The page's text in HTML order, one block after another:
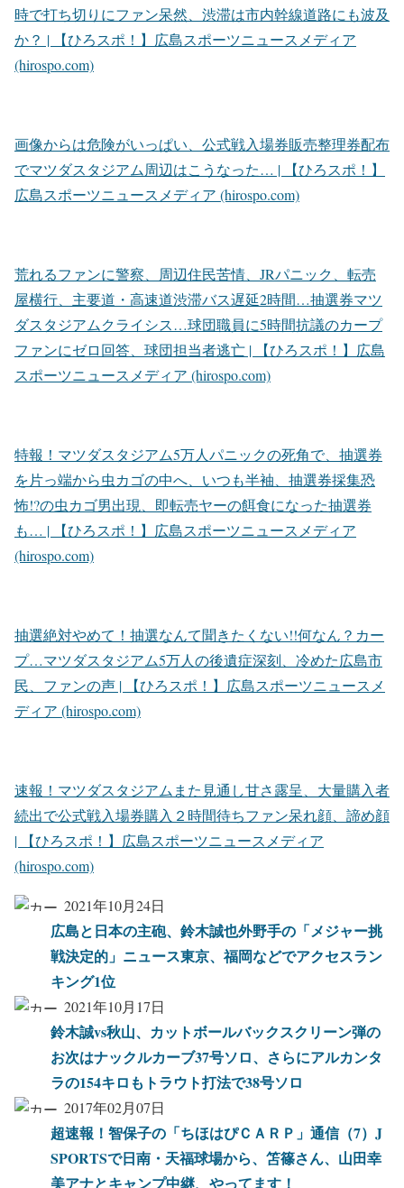
時で打ち切りにファン呆然、渋滞は市内幹線道路にも波及
か？ | 【ひろスポ！】広島スポーツニュースメディア
(hirospo.com)
画像からは危険がいっぱい、公式戦入場券販売整理券配布
でマツダスタジアム周辺はこうなった… | 【ひろスポ！】
広島スポーツニュースメディア (hirospo.com)
荒れるファンに警察、周辺住民苦情、JRパニック、転売
屋横行、主要道・高速道渋滞バス遅延2時間…抽選券マツ
ダスタジアムクライシス…球団職員に5時間抗議のカープ
ファンにゼロ回答、球団担当者逃亡 | 【ひろスポ！】広島
スポーツニュースメディア (hirospo.com)
特報！マツダスタジアム5万人パニックの死角で、抽選券
を片っ端から虫カゴの中へ、いつも半袖、抽選券採集恐
怖!?の虫カゴ男出現、即転売ヤーの餌食になった抽選券
も… | 【ひろスポ！】広島スポーツニュースメディア
(hirospo.com)
抽選絶対やめて！抽選なんて聞きたくない!!何なん？カー
プ…マツダスタジアム5万人の後遺症深刻、冷めた広島市
民、ファンの声 | 【ひろスポ！】広島スポーツニュースメ
ディア (hirospo.com)
速報！マツダスタジアムまた見通し甘さ露呈、大量購入者
続出で公式戦入場券購入２時間待ちファン呆れ顔、諦め顔
| 【ひろスポ！】広島スポーツニュースメディア
(hirospo.com)
2021年10月24日
広島と日本の主砲、鈴木誠也外野手の「メジャー挑
戦決定的」ニュース東京、福岡などでアクセスラン
キング1位
2021年10月17日
鈴木誠vs秋山、カットボールバックスクリーン弾の
お次はナックルカーブ37号ソロ、さらにアルカンタ
ラの154キロもトラウト打法で38号ソロ
2017年02月07日
超速報！智保子の「ちほはぴＣＡＲＰ」通信（7）J
SPORTSで日南・天福球場から、笘篠さん、山田幸
美アナとキャンプ中継、やってます！